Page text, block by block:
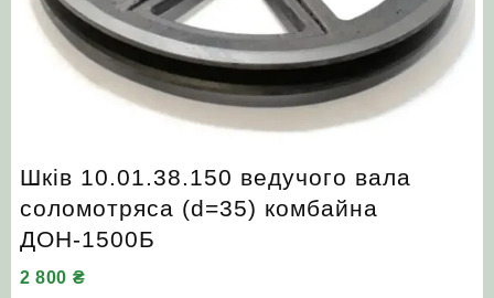
Шків 10.01.38.150 ведучого вала
соломотряса (d=35) комбайна
ДОН-1500Б
2 800 ₴